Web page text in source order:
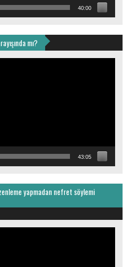
40:00
mı?
43:05
yapmadan nefret söylemi